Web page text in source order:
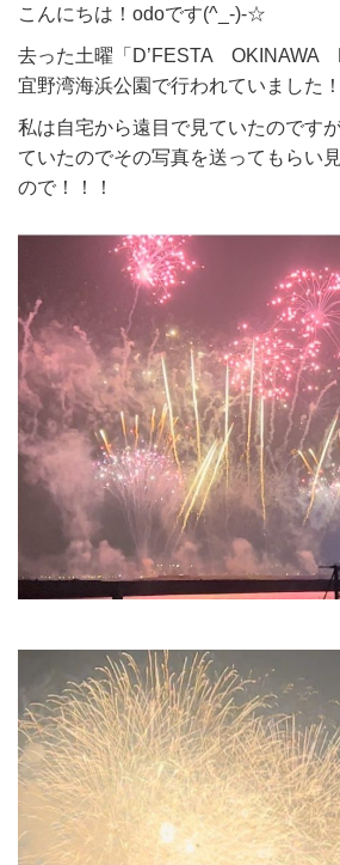
こんにちは！odoです(^_-)-☆
去った土曜「D’FESTA
宜野湾海浜公園で行われていました！
私は自宅から遠目で見ていたのです
ていたのでその写真を送ってもらい
ので！！！